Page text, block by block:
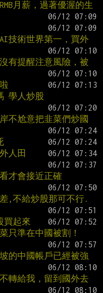
月薪，過著優渥的生
技術世界第一，買外
有提醒注意風險，被
學人炒股
不尬意把韭菜們炒國
人田
才會接近正確
,不給炒股那可不行.
買起來
只準在中國被割！
的中國帳戶已經被強
轉給我，留到國外去